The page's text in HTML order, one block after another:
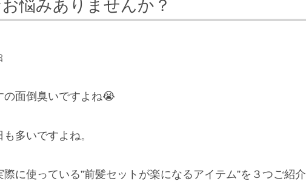
悩みありませんか？
の面倒臭いですよね😭
多いですよね。
に使っている”前髪セットが楽になるアイテム”を３つご紹介